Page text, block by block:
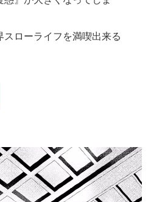
ローライフを満喫出来る